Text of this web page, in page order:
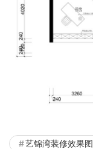
艺锦湾装修效果图